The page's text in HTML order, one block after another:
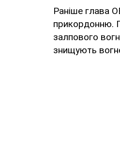
Раніше глава
прикордонню.
залпового
знищують